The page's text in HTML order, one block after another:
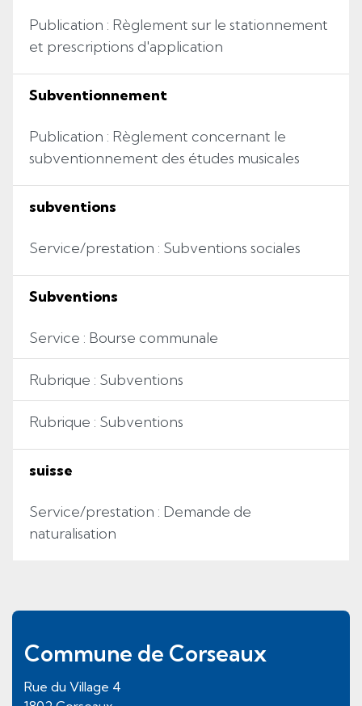
Publication : Règlement sur le stationnement
et prescriptions d'application
Subventionnement
Publication : Règlement concernant le
subventionnement des études musicales
subventions
Service/prestation : Subventions sociales
Subventions
Service : Bourse communale
Rubrique : Subventions
Rubrique : Subventions
suisse
Service/prestation : Demande de
naturalisation
Pied de page
Commune de Corseaux
Rue du Village 4